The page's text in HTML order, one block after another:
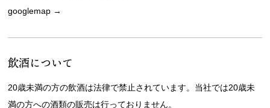
googlemap →
飲酒について
20歳未満の方の飲酒は法律で禁止されています。当社では20歳未
満の方への酒類の販売は行っておりません。